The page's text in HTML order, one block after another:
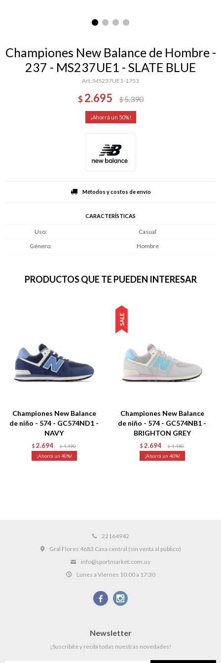
Championes New Balance de Hombre -
237 - MS237UE1 - SLATE BLUE
MS237UE1-1753
$ 2.695 $5.390
50
Métodos y costos de envío
CARACTERÍSTICAS
Uso
Casual
Género
Hombre
PRODUCTOS QUE TE PUEDEN INTERESAR
Championes New Balance
de niño - 574 - GC574ND1 -
NAVY
$ 2.694 $ 4.490
40
Championes New Balance
de niño - 574 - GC574NB1 -
BRIGHTON GREY
$ 2.694 $ 4.490
40
22164942
Gral Flores 4683 Casa central (sin venta al público)
info@sportmarket.com.uy
Lunes a Viernes 10:00 a 17:30
 
Newsletter
¡Suscribite y recibí todas nuestras novedades!